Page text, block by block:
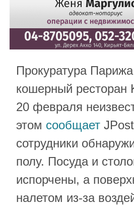
Прокуратура
кошерный ресторан
20 февраля
этом сообщает
сотрудники
полу. Посуда и
испорчены, а
налетом из-за